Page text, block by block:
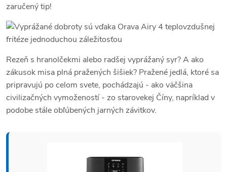
zaručený tip!
Rezeň s hranolčekmi alebo radšej vyprážaný syr? A ako
zákusok misa plná pražených šišiek? Pražené jedlá, ktoré sa
pripravujú po celom svete, pochádzajú - ako väčšina
civilizačných vymožeností - zo starovekej Číny, napríklad v
podobe stále obľúbených jarných závitkov.